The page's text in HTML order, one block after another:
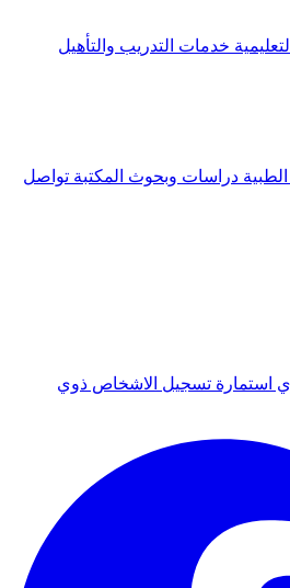
خدمات التدريب والتأهيل
الطبية دراسات وبحوث المكتبة تواصل
استمارة تسجيل الاشخاص ذوي